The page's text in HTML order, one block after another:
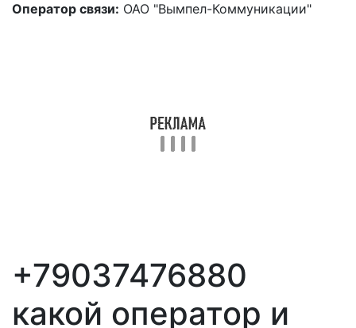
Оператор связи: ОАО "Вымпел-Коммуникации"
+79037476880
какой оператор и